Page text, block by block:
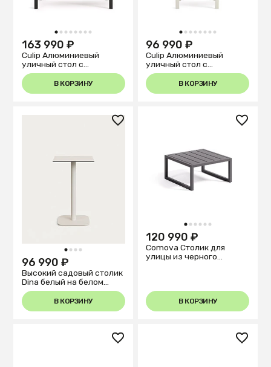
1 2 3 4 5 6 7 8
163 990 ₽
Culip Алюминиевый
уличный стол с
порошковым покрытием
серого цвета 150 x 77 см
В КОРЗИНУ
1 2 3 4 5 6 7 8
96 990 ₽
Culip Алюминиевый
уличный стол с
порошковым покрытием
белого цвета 77 x 77 см
В КОРЗИНУ
1 2 3 4
96 990 ₽
Высокий садовый столик
Dina белый на белом
металлическом
основании 60 x 60 x 96
см
В КОРЗИНУ
1 2 3 4 5 6
120 990 ₽
Comova Столик для
улицы из черного
В КОРЗИНУ